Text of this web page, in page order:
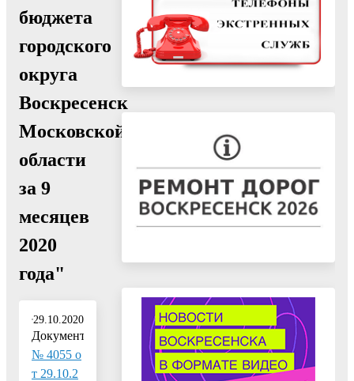
бюджета
городского
округа
Воскресенск
Московской
области
за 9
месяцев
2020
года"
29.10.2020
Документ:
№ 4055 о
т 29.10.2